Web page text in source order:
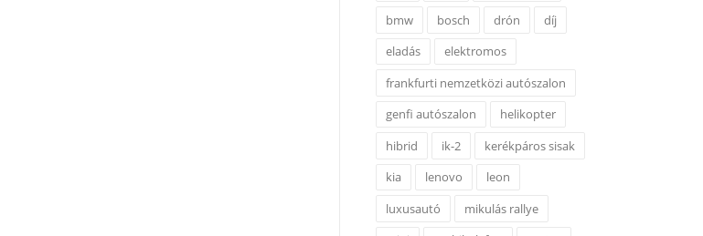
bmw
bosch drón
díj
eladás
elektromos
frankfurti nemzetközi autószalon
genfi autószalon
helikopter
hibrid
ik-2
kerékpáros sisak
kia
lenovo
leon
luxusautó
mikulás rallye